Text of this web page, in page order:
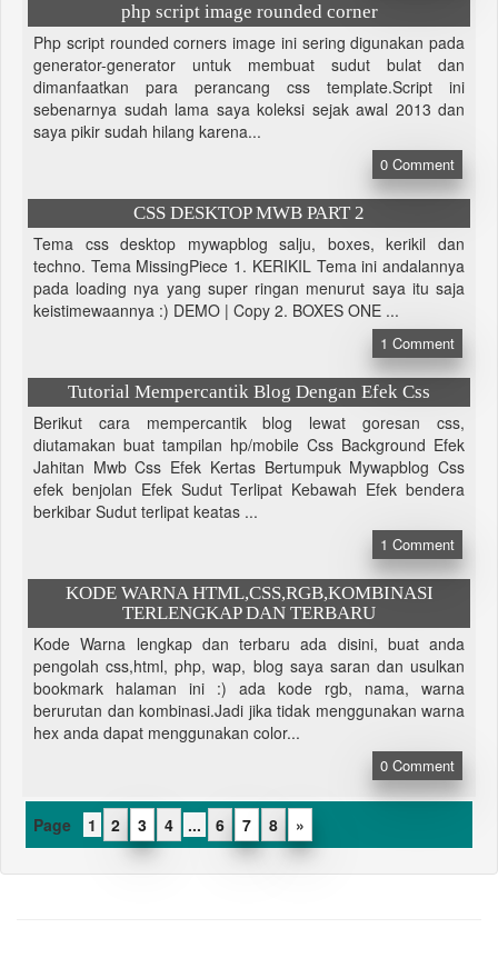
php script image rounded corner
Php script rounded corners image ini sering digunakan pada
generator-generator untuk membuat sudut bulat dan
dimanfaatkan para perancang css template.Script ini
sebenarnya sudah lama saya koleksi sejak awal 2013 dan
saya pikir sudah hilang karena...
0 Comment
CSS DESKTOP MWB PART 2
Tema css desktop mywapblog salju, boxes, kerikil dan
techno. Tema MissingPiece 1. KERIKIL Tema ini andalannya
pada loading nya yang super ringan menurut saya itu saja
keistimewaannya :) DEMO | Copy 2. BOXES ONE ...
1 Comment
Tutorial Mempercantik Blog Dengan Efek Css
Berikut cara mempercantik blog lewat goresan css,
diutamakan buat tampilan hp/mobile Css Background Efek
Jahitan Mwb Css Efek Kertas Bertumpuk Mywapblog Css
efek benjolan Efek Sudut Terlipat Kebawah Efek bendera
berkibar Sudut terlipat keatas ...
1 Comment
KODE WARNA HTML,CSS,RGB,KOMBINASI
TERLENGKAP DAN TERBARU
Kode Warna lengkap dan terbaru ada disini, buat anda
pengolah css,html, php, wap, blog saya saran dan usulkan
bookmark halaman ini :) ada kode rgb, nama, warna
berurutan dan kombinasi.Jadi jika tidak menggunakan warna
hex anda dapat menggunakan color...
0 Comment
1 2 3 4 ... 6 7 8 »